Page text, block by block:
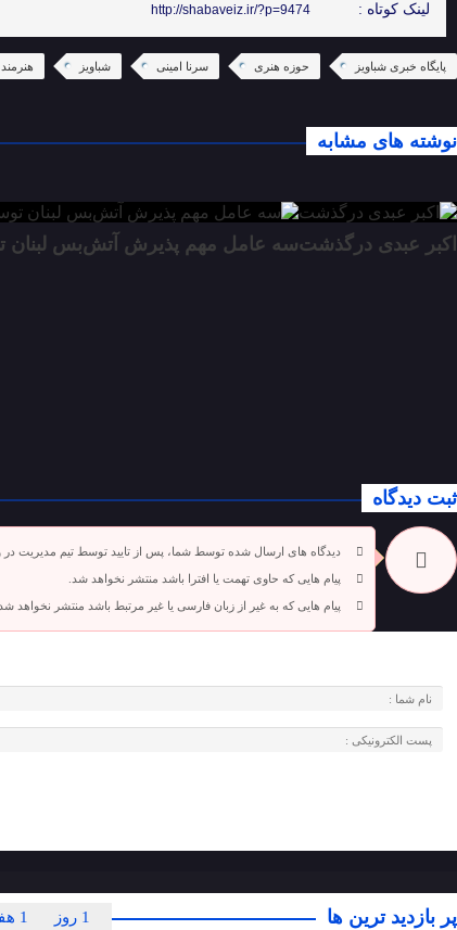
لینک کوتاه : http://shabaveiz.ir/?p=9474
پایگاه خبری شباویز حوزه هنری سرنا امینی شباویز هنرمند
نوشته های مشابه
اکبر عبدی درگذشتسه عامل مهم پذیرش آتش‌بس لبنان
ثبت دیدگاه
دیدگاه های ارسال شده توسط شما، پس از تایید توسط تیم مدیریت
پیام هایی که حاوی تهمت یا افترا باشد منتشر نخواهد شد.
پیام هایی که به غیر از زبان فارسی یا غیر مرتبط باشد منتشر نخواهد شد.
پر بازدید ترین ها 1 هفته 1 روز